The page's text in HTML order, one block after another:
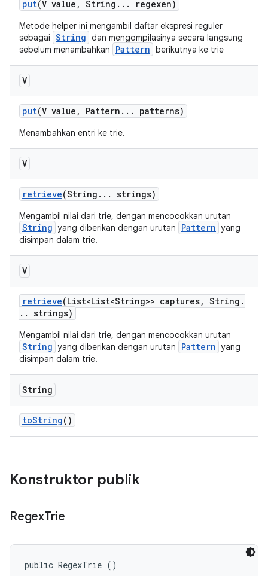
put(V value , String . . . regexen)
Metode helper ini mengambil daftar ekspresi reguler
sebagai String dan mengompilasinya secara langsung
sebelum menambahkan
Pattern berikutnya ke trie
V
put(V value , Pattern . . . patterns)
Menambahkan entri ke trie.
V
retrieve(String . . . strings)
Mengambil nilai dari trie, dengan mencocokkan urutan
String yang diberikan dengan urutan Pattern yang
disimpan dalam trie.
V
retrieve(List<List<String>> captures, String .
. . strings)
Mengambil nilai dari trie, dengan mencocokkan urutan
String yang diberikan dengan urutan Pattern yang
disimpan dalam trie.
String
toString()
Konstruktor publik
RegexTrie
public RegexTrie ()